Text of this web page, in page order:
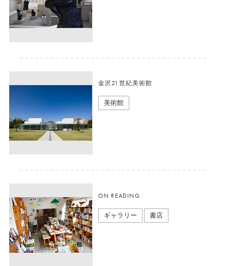
金沢21世紀美術館
美術館
ON READING
ギャラリー 書店